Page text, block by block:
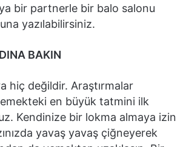
bir partnerle bir balo salonu
yazılabilirsiniz.
BAKIN
hiç değildir. Araştırmalar
en büyük tatmini ilk
Kendinize bir lokma almaya izin
yavaş yavaş çiğneyerek